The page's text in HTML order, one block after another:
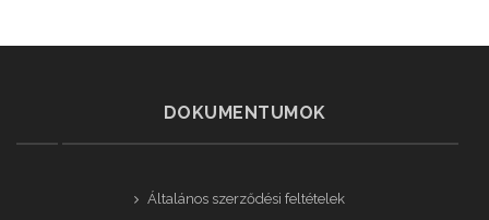
DOKUMENTUMOK
Általános szerződési feltételek